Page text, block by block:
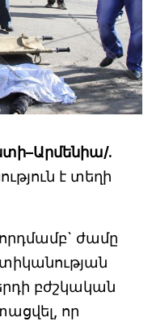
.
է տեղի
ժամը
բժշկական
որ